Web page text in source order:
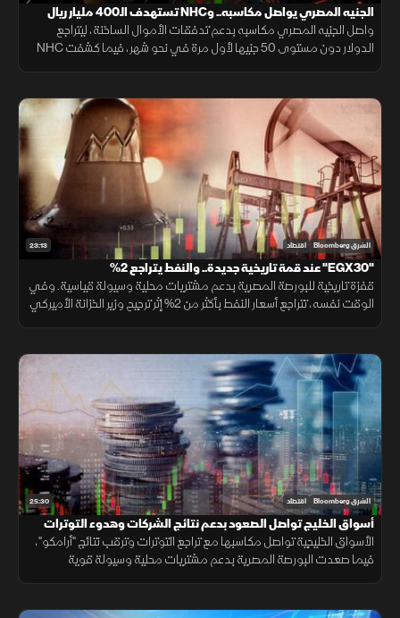
الجنيه المصري يواصل مكاسبه.. وNHC تستهدف الـ400 مليار ريال
واصل الجنيه المصري مكاسبه بدعم تدفقات الأموال الساخنة، ليتراجع
الدولار دون مستوى 50 جنيها لأول مرة في نحو شهر، فيما كشفت NHC
23:13 الشرق Bloomberg اقتصاد
"EGX30" عند قمة تاريخية جديدة.. والنفط يتراجع 2%
قفزة تاريخية للبورصة المصرية بدعم مشتريات محلية وسيولة قياسية. وفي
الوقت نفسه، تتراجع أسعار النفط بأكثر من 2% إثر ترجيح وزير الخزانة الأميركي
25:30 الشرق Bloomberg اقتصاد
أسواق الخليج تواصل الصعود بدعم نتائج الشركات وهدوء التوترات
الأسواق الخليجية تواصل مكاسبها مع تراجع التوترات وترقب نتائج "أرامكو"،
فيما صعدت البورصة المصرية بدعم مشتريات محلية وسيولة قوية